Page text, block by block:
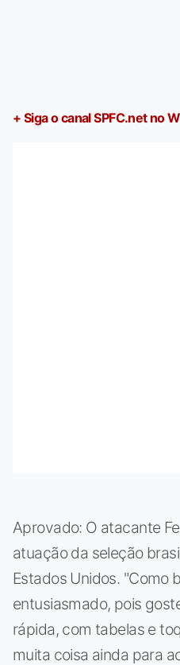
+ Siga o canal SPFC.net no
Aprovado: O atacante
atuação da seleção
Estados Unidos. "Como
entusiasmado, pois
rápida, com tabelas e
muita coisa ainda para